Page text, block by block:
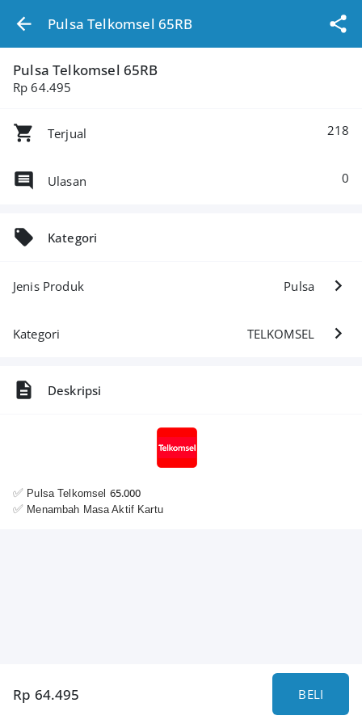
Pulsa Telkomsel 65RB
Pulsa Telkomsel 65RB
Rp 64.495
Terjual 218
Ulasan 0
Kategori
Jenis Produk Pulsa
Kategori TELKOMSEL
Deskripsi
✅️ Pulsa Telkomsel 65.000
✅️ Menambah Masa Aktif Kartu
Rp 64.495 BELI